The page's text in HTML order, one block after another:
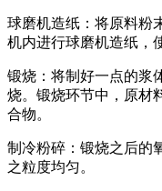
球磨机造纸：将原料粉
机内进行球磨机造纸，
锻烧：将制好一点的浆
烧。锻烧环节中，原材
合物。
制冷粉碎：锻烧之后的
之粒度均匀。